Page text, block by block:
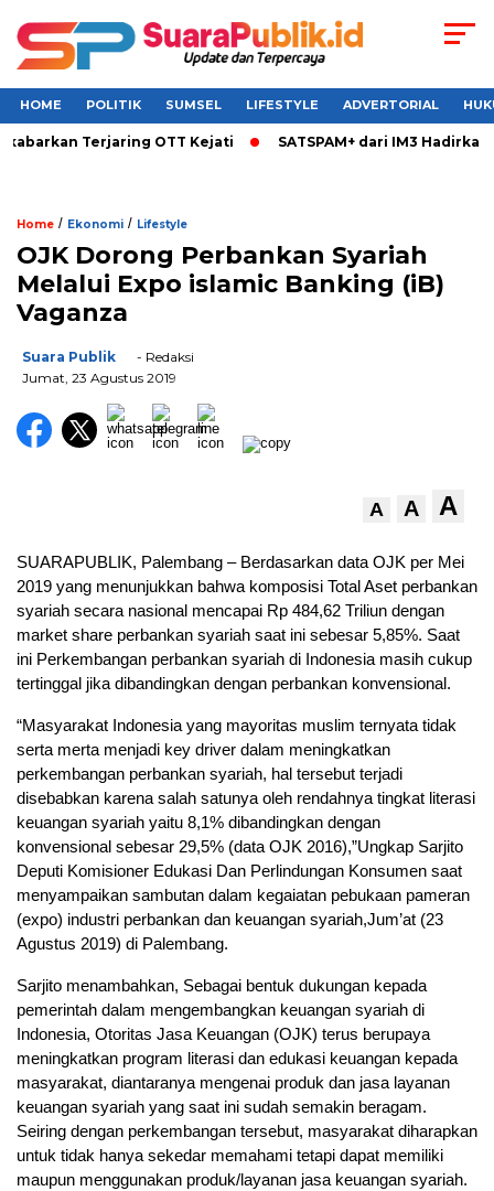
HOME POLITIK SUMSEL LIFESTYLE ADVERTORIAL
Terjaring OTT Kejati SATSPAM+ dari IM3 Hadirkan
Home / Ekonomi / Lifestyle
OJK Dorong Perbankan Syariah
Melalui Expo islamic Banking (iB)
Vaganza
Suara Publik
- Redaksi
Jumat, 23 Agustus 2019
A A A
SUARAPUBLIK, Palembang – Berdasarkan data OJK per Mei
2019 yang menunjukkan bahwa komposisi Total Aset perbankan
syariah secara nasional mencapai Rp 484,62 Triliun dengan
market share perbankan syariah saat ini sebesar 5,85%. Saat
ini Perkembangan perbankan syariah di Indonesia masih cukup
tertinggal jika dibandingkan dengan perbankan konvensional.
“Masyarakat Indonesia yang mayoritas muslim ternyata tidak
serta merta menjadi key driver dalam meningkatkan
perkembangan perbankan syariah, hal tersebut terjadi
disebabkan karena salah satunya oleh rendahnya tingkat literasi
keuangan syariah yaitu 8,1% dibandingkan dengan
konvensional sebesar 29,5% (data OJK 2016),”Ungkap Sarjito
Deputi Komisioner Edukasi Dan Perlindungan Konsumen saat
menyampaikan sambutan dalam kegaiatan pebukaan pameran
(expo) industri perbankan dan keuangan syariah,Jum’at (23
Agustus 2019) di Palembang.
Sarjito menambahkan, Sebagai bentuk dukungan kepada
pemerintah dalam mengembangkan keuangan syariah di
Indonesia, Otoritas Jasa Keuangan (OJK) terus berupaya
meningkatkan program literasi dan edukasi keuangan kepada
masyarakat, diantaranya mengenai produk dan jasa layanan
keuangan syariah yang saat ini sudah semakin beragam.
Seiring dengan perkembangan tersebut, masyarakat diharapkan
untuk tidak hanya sekedar memahami tetapi dapat memiliki
maupun menggunakan produk/layanan jasa keuangan syariah.